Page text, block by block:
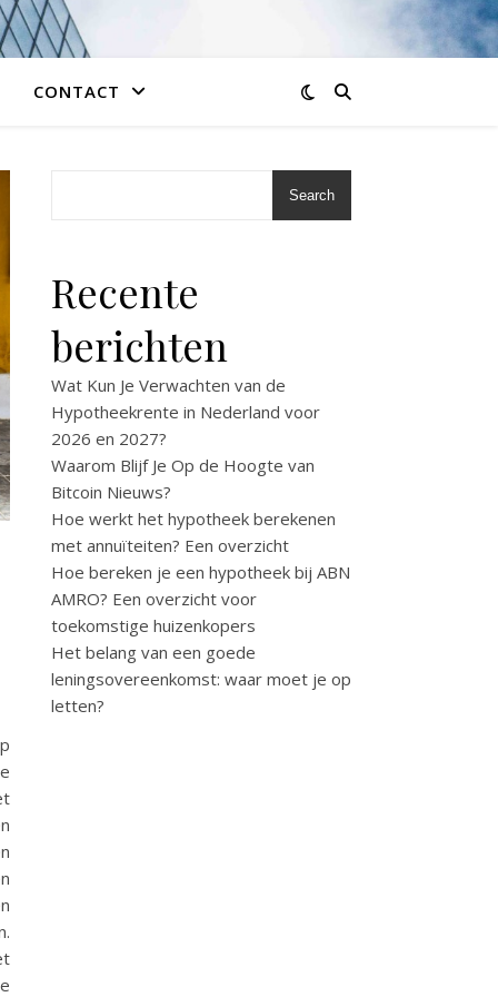
CONTACT
Search
Recente
berichten
Wat Kun Je Verwachten van de
Hypotheekrente in Nederland voor
2026 en 2027?
Waarom Blijf Je Op de Hoogte van
Bitcoin Nieuws?
Hoe werkt het hypotheek berekenen
met annuïteiten? Een overzicht
Hoe bereken je een hypotheek bij ABN
AMRO? Een overzicht voor
toekomstige huizenkopers
Het belang van een goede
leningsovereenkomst: waar moet je op
letten?